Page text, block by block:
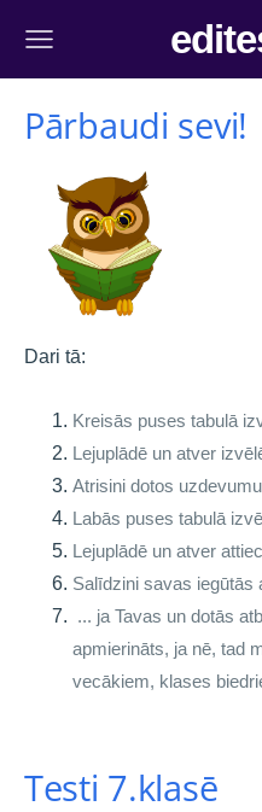
Pārbaudi sevi!
Dari tā:
Kreisās puses tabulā
Lejuplādē un atver
Atrisini dotos
Labās puses tabulā
Lejuplādē un atver
Salīdzini savas iegūtās
... ja Tavas un dotās
apmierināts, ja nē, tad
vecākiem, klases
Testi 7.klasē